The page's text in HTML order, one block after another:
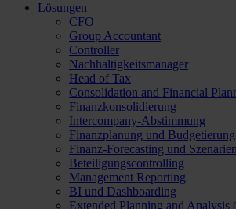
Lösungen
CFO
Group Accountant
Controller
Nachhaltigkeitsmanager
Head of Tax
Consolidation and Financial
Finanzkonsolidierung
Intercompany-Abstimmung
Finanzplanung und Budgetierung
Finanz-Forecasting und
Beteiligungscontrolling
Management Reporting
BI und Dashboarding
Extended Planning and